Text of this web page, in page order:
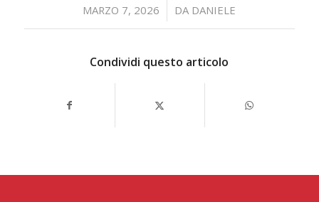
MARZO 7, 2026
/ DA DANIELE
Condividi questo articolo